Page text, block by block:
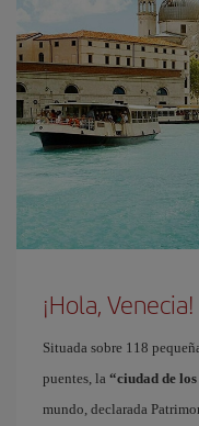
¡Hola, Venecia!
Situada sobre 118
puentes, la “ciudad de
mundo, declarada